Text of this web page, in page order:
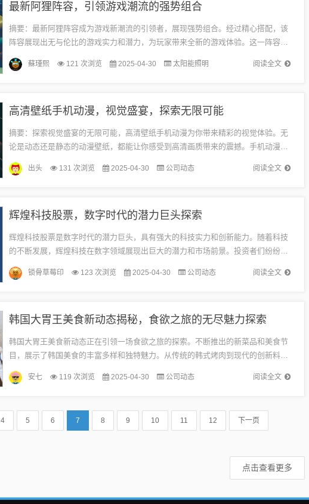
最新阿狸阵容，引领游戏潮流的强势组合
摘要：最新阿狸阵容成为游戏新潮流的引领者，展现强势组合。经过精心搭配，该
阵容展现出无与伦比的游戏实力和潜力，为玩家带来全新的游戏体验。这一阵容组
合注重团队协作和英雄搭配，发挥阿狸英雄的独特优势，成为游戏中的佼佼者。
阵...
阅读全文
蘇瑾熙 121 次浏览 2025-04-30 太阳能照明
高清壁纸手机动漫，视觉盛宴，探索无限可能
摘要：探索视觉盛宴的无限可能，高清壁纸手机动漫为你带来精彩的视觉体验。无
论是动态还是静态的动漫壁纸，都能让你感受到高清画质带来的震撼。手机动漫壁
纸，让你的手机界面更加生动，展现你的个性与品味。享受视觉盛宴，开启你的
动...
阅读全文
出头 131 次浏览 2025-04-30 公司动态
辉煌科技股票，数字时代的潜力巨头探索
辉煌科技股票是数字时代的潜力巨头，具有强大的科技实力和创新能力。随着科技
的不断发展，辉煌科技在数字领域展现出巨大的潜力和市场前景。投资者们纷纷关
注其股票走势，期待分享这一科技巨头的成长红利。辉煌科技概述辉煌科技成立
于...
阅读全文
锁骨草莓印 123 次浏览 2025-04-30 公司动态
韩国大胃王美食新动态揭秘，食欲之旅的无尽魅力探索
韩国大胃王美食新动态正在引领一场食欲之旅的探索。不断推出的新菜品和美食节
目，展示了韩国美食的丰富多样和独特魅力。从传统的韩式烤肉到现代的创新料
理，韩国大胃王们正带领观众领略食欲之旅的无尽魅力。这些美食不仅满足了味蕾
的...
阅读全文
安七 119 次浏览 2025-04-30 公司动态
4 5 6 7 8 9 10 11 12 下一页
点击查看更多